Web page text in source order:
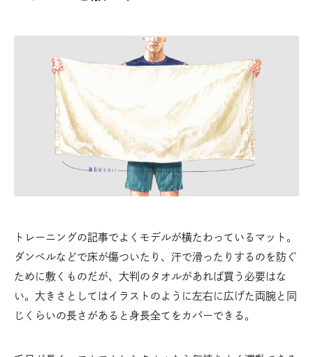
トレーニングの記事でよくモデルが横たわっているマット。
ダンベルなどで床が傷ついたり、汗で滑ったりするのを防ぐ
ために敷くものだが、大判のタオルがあれば買う必要はな
い。大きさとしてはイラストのように左右に広げた両腕と同
じくらいの長さがあると身長全てをカバーできる。